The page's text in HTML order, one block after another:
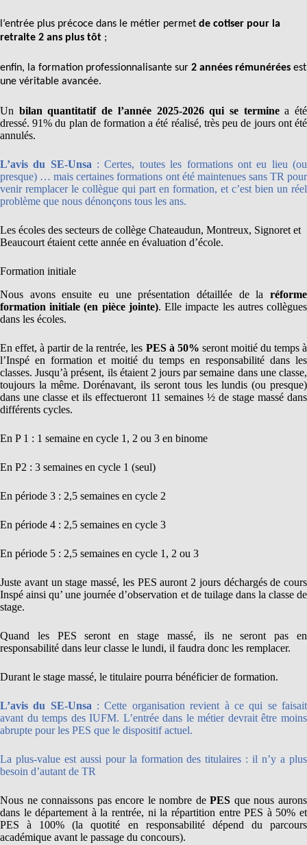
l’entrée plus précoce dans le métier permet de cotiser pour la
retraite 2 ans plus tôt ;
enfin, la formation professionnalisante sur 2 années rémunérées est
une véritable avancée.
Un bilan quantitatif de l’année 2025-2026 qui se terminea été
dressé. 91% du plan de formation a été réalisé, très peu de jours ont été
annulés.
L’avis du SE-Unsa : Certes, toutes les formations ont eu lieu (ou
presque) … mais certaines formations ont été maintenues sans TR pour
venir remplacer le collègue qui part en formation, et c’est bien un réel
problème que nous dénonçons tous les ans.
Les écoles des secteurs de collège Chateaudun, Montreux, Signoret et
Beaucourt étaient cette année en évaluation d’école.
Formation initiale
Nous avons ensuite eu une présentation détaillée de la réforme
formation initiale (en pièce jointe). Elle impacte les autres collègues
dans les écoles.
En effet, à partir de la rentrée, les PES à 50% seront moitié du temps à
l’Inspé en formation et moitié du temps en responsabilité dans les
classes. Jusqu’à présent, ils étaient 2 jours par semaine dans une classe,
toujours la même. Dorénavant, ils seront tous les lundis (ou presque)
dans une classe et ils effectueront 11 semaines ½ de stage massé dans
différents cycles.
En P 1 : 1 semaine en cycle 1, 2 ou 3 en binome
En P2 : 3 semaines en cycle 1 (seul)
En période 3 : 2,5 semaines en cycle 2
En période 4 : 2,5 semaines en cycle 3
En période 5 : 2,5 semaines en cycle 1, 2 ou 3
Juste avant un stage massé, les PES auront 2 jours déchargés de cours
Inspé ainsi qu’ une journée d’observation et de tuilage dans la classe de
stage.
Quand les PES seront en stage massé, ils ne seront pas en
responsabilité dans leur classe le lundi, il faudra donc les remplacer.
Durant le stage massé, le titulaire pourra bénéficier de formation.
L’avis du SE-Unsa : Cette organisation revient à ce qui se faisait
avant du temps des IUFM. L’entrée dans le métier devrait être moins
abrupte pour les PES que le dispositif actuel.
La plus-value est aussi pour la formation des titulaires : il n’y a plus
besoin d’autant de TR
Nous ne connaissons pas encore le nombre dePES que nous aurons
dans le département à la rentrée, ni la répartition entre PES à 50% et
PES à 100% (la quotité en responsabilité dépend du parcours
académique avant le passage du concours).